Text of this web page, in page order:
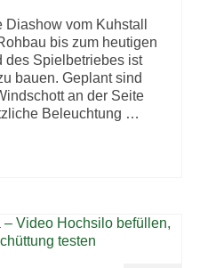
vom Kuhstall
bis zum heutigen
des Spielbetriebes ist
bauen. Geplant sind
an der Seite
Beleuchtung …